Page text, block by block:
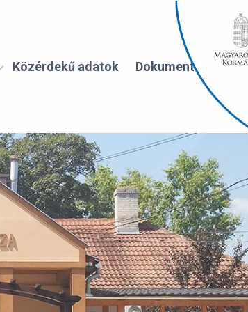
Közérdekű adatok Dokumentumtár